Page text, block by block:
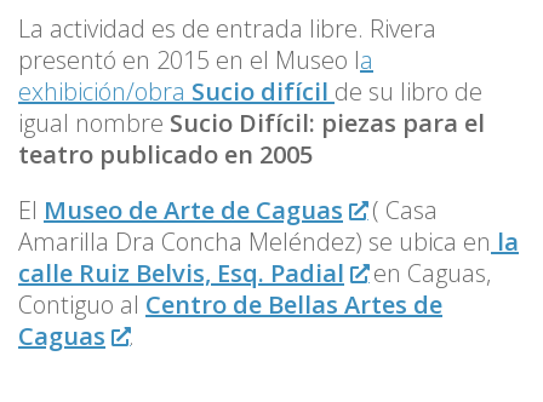
La actividad es de entrada libre. Rivera
presentó en 2015 en el Museo la
exhibición/obra Sucio difícil de su libro de
igual nombre Sucio Difícil: piezas para el
teatro publicado en 2005
El Museo de Arte de Caguas
( Casa
Amarilla Dra Concha Meléndez) se ubica en la
calle Ruiz Belvis, Esq. Padial
en Caguas,
Contiguo al Centro de Bellas Artes de
Caguas
.